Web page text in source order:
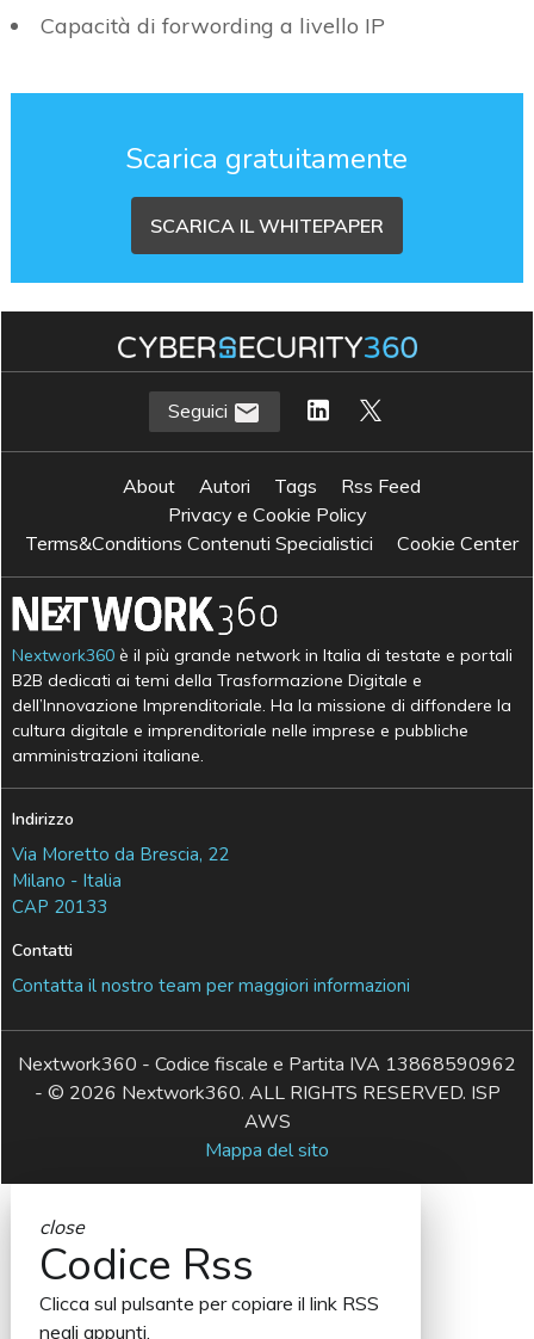
Capacità di forwording a livello IP
Scarica gratuitamente
SCARICA IL WHITEPAPER
Seguici
About Autori Tags
Rss Feed
Privacy e Cookie Policy
Terms&Conditions Contenuti Specialistici
Cookie Center
Nextwork360 è il più grande network in Italia di testate e portali
B2B dedicati ai temi della Trasformazione Digitale e
dell’Innovazione Imprenditoriale. Ha la missione di diffondere la
cultura digitale e imprenditoriale nelle imprese e pubbliche
amministrazioni italiane.
Indirizzo
Via Moretto da Brescia, 22
Milano - Italia
CAP 20133
Contatti
Contatta il nostro team per maggiori informazioni
Nextwork360 - Codice fiscale e Partita IVA 13868590962
- © 2026 Nextwork360. ALL RIGHTS RESERVED. ISP
AWS
Mappa del sito
close
Codice Rss
Clicca sul pulsante per copiare il link RSS
negli appunti.